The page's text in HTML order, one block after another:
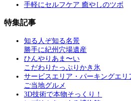
手軽にセルフケア 癒やしのツボ
特集記事
知る人ぞ知る名景
勝手に紀州穴場遺産
ひんやりあま〜い
こだわりたっぷりかき氷
サービスエリア・パーキングエリ
ご当地グルメ
3D技術で本物そっくり！